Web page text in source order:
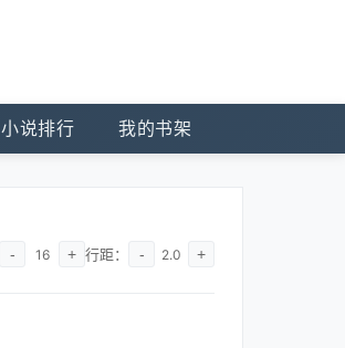
小说排行 我的书架
- 16 + 行距： - 2.0 +